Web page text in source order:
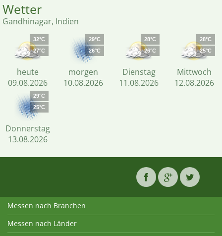
Wetter
Gandhinagar, Indien
32°C
27°C
heute
09.08.2026
29°C
26°C
morgen
10.08.2026
28°C
26°C
Dienstag
11.08.2026
28°C
25°C
Mittwoch
12.08.2026
29°C
25°C
Donnerstag
13.08.2026
Messen nach Branchen
Messen nach Länder